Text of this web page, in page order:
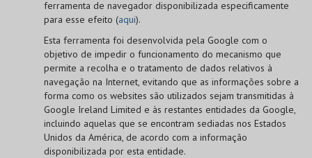
ferramenta de navegador disponibilizada especificamente
para esse efeito (aqui).
Esta ferramenta foi desenvolvida pela Google com o
objetivo de impedir o funcionamento do mecanismo que
permite a recolha e o tratamento de dados relativos à
navegação na Internet, evitando que as informações sobre a
forma como os websites são utilizados sejam transmitidas à
Google Ireland Limited e às restantes entidades da Google,
incluindo aquelas que se encontram sediadas nos Estados
Unidos da América, de acordo com a informação
disponibilizada por esta entidade.